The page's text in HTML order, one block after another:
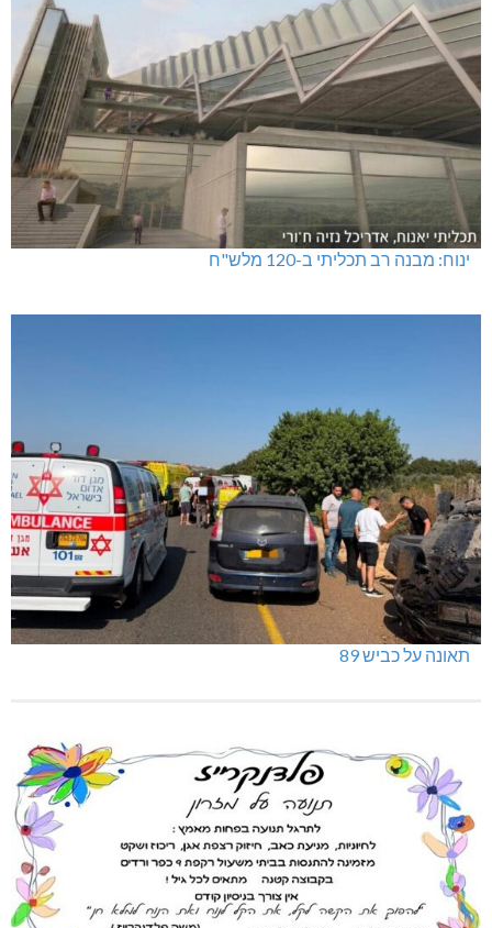
ינוח: מבנה רב תכליתי ב-120 מלש"ח
תאונה על כביש 89